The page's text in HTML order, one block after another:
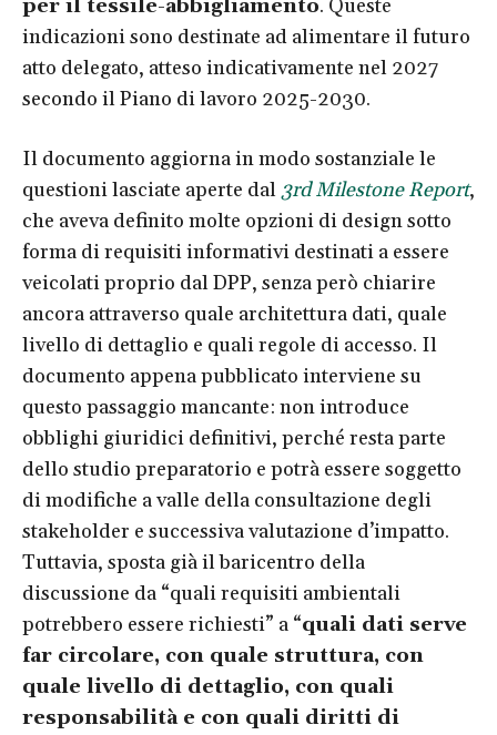
per il tessile-abbigliamento. Queste
indicazioni sono destinate ad alimentare il futuro
atto delegato, atteso indicativamente nel 2027
secondo il Piano di lavoro 2025-2030.
Il documento aggiorna in modo sostanziale le
questioni lasciate aperte dal3rd Milestone Report,
che aveva definito molte opzioni di design sotto
forma di requisiti informativi destinati a essere
veicolati proprio dal DPP, senza però chiarire
ancora attraverso quale architettura dati, quale
livello di dettaglio e quali regole di accesso. Il
documento appena pubblicato interviene su
questo passaggio mancante: non introduce
obblighi giuridici definitivi, perché resta parte
dello studio preparatorio e potrà essere soggetto
di modifiche a valle della consultazione degli
stakeholder e successiva valutazione d’impatto.
Tuttavia, sposta già il baricentro della
discussione da “quali requisiti ambientali
potrebbero essere richiesti” a “quali dati serve
far circolare, con quale struttura, con
quale livello di dettaglio, con quali
responsabilità e con quali diritti di